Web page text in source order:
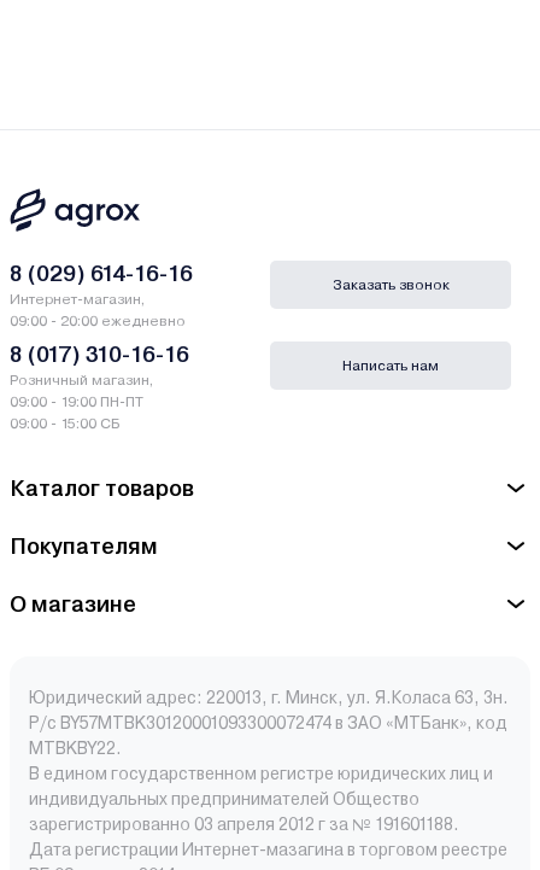
Каталог товаров
Покупателям
О магазине
Юридический адрес: 220013, г. Минск, ул. Я.Коласа 63, 3н.
Р/с BY57MTBK30120001093300072474 в ЗАО «МТБанк», код
MTBKBY22.
В едином государственном регистре юридических лиц и
индивидуальных предпринимателей Общество
зарегистрированно 03 апреля 2012 г за № 191601188.
Дата регистрации Интернет-мазагина в торговом реестре
8 (029) 614-16-16
Интернет-магазин,
09:00 - 20:00 ежедневно
8 (017) 310-16-16
Розничный магазин,
09:00 - 19:00 ПН-ПТ
09:00 - 15:00 СБ
Заказать звонок
Написать нам